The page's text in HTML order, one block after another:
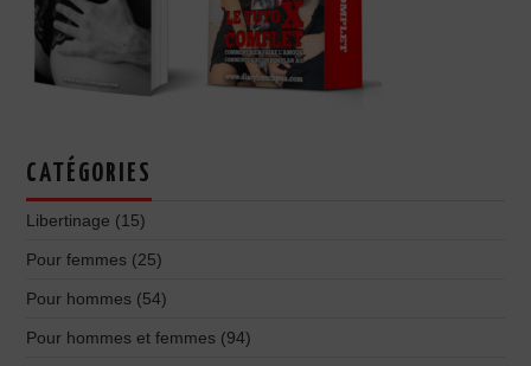
CATÉGORIES
Libertinage (15)
Pour femmes (25)
Pour hommes (54)
Pour hommes et femmes (94)